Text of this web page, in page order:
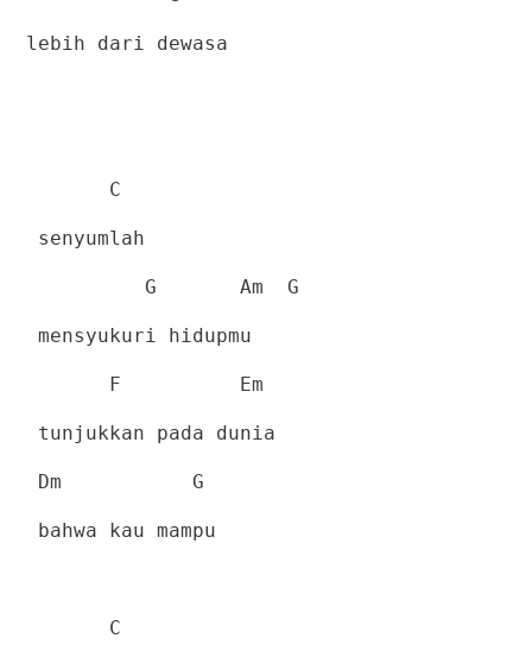
lebih dari dewasa
C
senyumlah
G Am G
mensyukuri hidupmu
F Em
tunjukkan pada dunia
Dm G
bahwa kau mampu
C